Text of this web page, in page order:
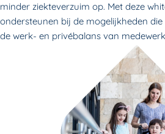
minder ziekteverzuim op. Met deze
ondersteunen bij de mogelijkheden
de werk- en privébalans van